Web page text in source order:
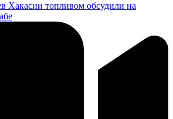
Хакасии топливом обсудили на